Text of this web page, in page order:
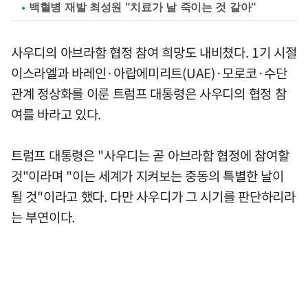
백혈병 재발 최성원 "치료가 날 죽이는 것 같아"
사우디의 아브라함 협정 참여 희망도 내비쳤다. 1기 시절
이스라엘과 바레인·아랍에미리트(UAE)·모로코·수단
관계 정상화를 이룬 트럼프 대통령은 사우디의 협정 참
여를 바라고 있다.
트럼프 대통령은 "사우디는 곧 아브라함 협정에 참여할
것"이라며 "이는 세계가 지켜보는 중동의 특별한 날이
될 것"이라고 했다. 다만 사우디가 그 시기를 판단하리라
는 부연이다.